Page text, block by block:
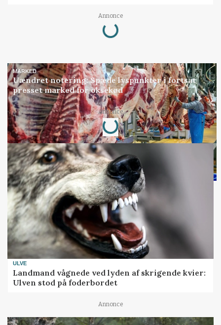
Annonce
Loading...
MARKED
Uændret notering: Spæde lyspunkter i fortsat
presset marked for oksekød
Annonce
Loading...
ULVE
Landmand vågnede ved lyden af skrigende kvier:
Ulven stod på foderbordet
Annonce